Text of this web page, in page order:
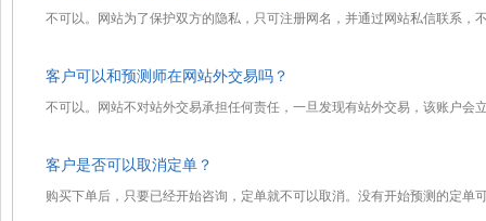
不可以。网站为了保护双方的隐私，只可注册网名，并通过网站私信联系
客户可以和预测师在网站外交易吗？
不可以。网站不对站外交易承担任何责任，一旦发现有站外交易，该账户会
客户是否可以取消定单？
购买下单后，只要已经开始咨询，定单就不可以取消。没有开始预测的定单